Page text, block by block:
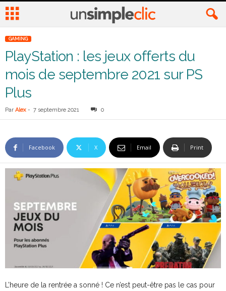
GAMING
PlayStation : les jeux offerts du
mois de septembre 2021 sur PS
Plus
Par Alex - 7 septembre 2021 0
Facebook X Email Print
L’heure de la rentrée a sonné ! Ce n’est peut-être pas le cas pour